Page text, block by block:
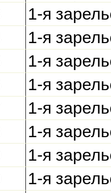
1-я
1-я
1-я
1-я
1-я
1-я
1-я
1-я